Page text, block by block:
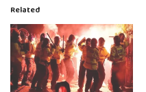
Related